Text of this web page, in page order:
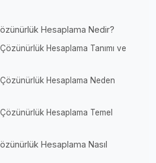
Hesaplama Nedir?
Hesaplama Tanımı ve
Hesaplama Neden
Hesaplama Temel
Hesaplama Nasıl